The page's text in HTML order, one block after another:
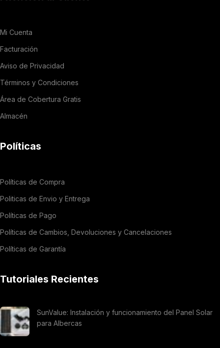
Mi Cuenta
Facturación
Aviso de Privacidad
Términos y Condiciones
Área de Cobertura Gratis
Almacén
Políticas
Políticas de Compra
Politicas de Envio y Entrega
Políticas de Pago
Políticas de Cambios, Devoluciones y Cancelaciones
Políticas de Garantía
Tutoriales Recientes
SunValue: Instalación y funcionamiento del Panel Solar
para Albercas